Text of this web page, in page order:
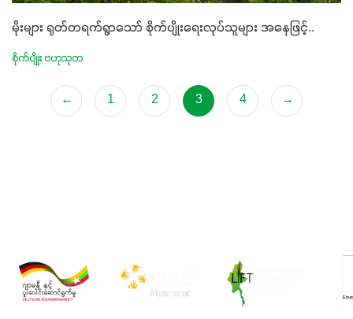
မိုးများ ရုတ်တရက်ရွာသော် စိုက်ပျိုးရေးလုပ်သူများ အနေဖြင့်..
စိုက်ပျိုး ဗဟုသုတ
← 1 2 3 4 →